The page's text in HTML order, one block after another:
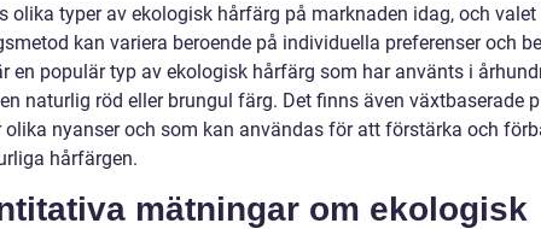
olika typer av ekologisk hårfärg på marknaden idag, och valet
kan variera beroende på individuella preferenser och
en populär typ av ekologisk hårfärg som har använts i
naturlig röd eller brungul färg. Det finns även växtbaserade
olika nyanser och som kan användas för att förstärka och
hårfärgen.
mätningar om ekologisk